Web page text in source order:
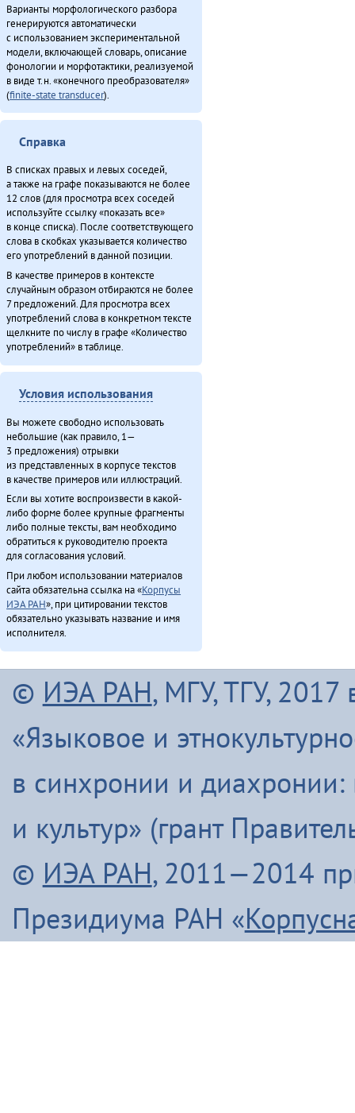
Варианты морфологического разбора
генерируются автоматически
с использованием экспериментальной
модели, включающей словарь, описание
фонологии и морфотактики, реализуемой
в виде т.н. «конечного преобразователя»
(finite-state transducer).
Справка
В списках правых и левых соседей,
а также на графе показываются не более
12 слов (для просмотра всех соседей
используйте ссылку «показать все»
в конце списка). После соответствующего
слова в скобках указывается количество
его употреблений в данной позиции.
В качестве примеров в контексте
случайным образом отбираются не более
7 предложений. Для просмотра всех
употреблений слова в конкретном тексте
щелкните по числу в графе «Количество
употреблений» в таблице.
Условия использования
Вы можете свободно использовать
небольшие (как правило, 1—
3 предложения) отрывки
из представленных в корпусе текстов
в качестве примеров или иллюстраций.
Если вы хотите воспроизвести в какой-
либо форме более крупные фрагменты
либо полные тексты, вам необходимо
обратиться к руководителю проекта
для согласования условий.
При любом использовании материалов
сайта обязательна ссылка на «Корпусы
ИЭА РАН», при цитировании текстов
обязательно указывать название и имя
исполнителя.
© ИЭА РАН, МГУ, ТГУ, 2017
«Языковое и
в синхронии и диахронии:
и культур» (грант
© ИЭА РАН, 2011—2014
Президиума РАН «